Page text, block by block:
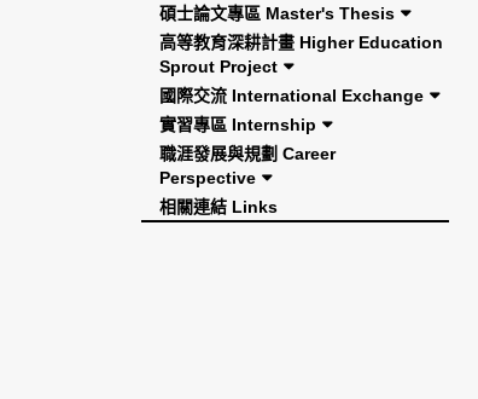
碩士論文專區 Master's Thesis
高等教育深耕計畫 Higher Education
Sprout Project
國際交流 International Exchange
實習專區 Internship
職涯發展與規劃 Career
Perspective
相關連結 Links